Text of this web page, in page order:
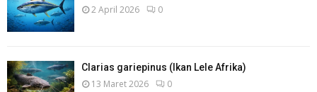
2 April 2026 0
Clarias gariepinus (Ikan Lele Afrika)
13 Maret 2026 0